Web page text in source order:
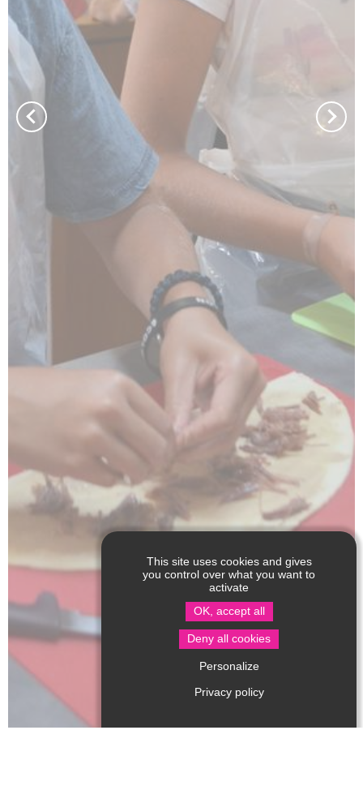
This site uses cookies and gives
you control over what you want to
activate
OK, accept all
Deny all cookies
Personalize
Privacy policy